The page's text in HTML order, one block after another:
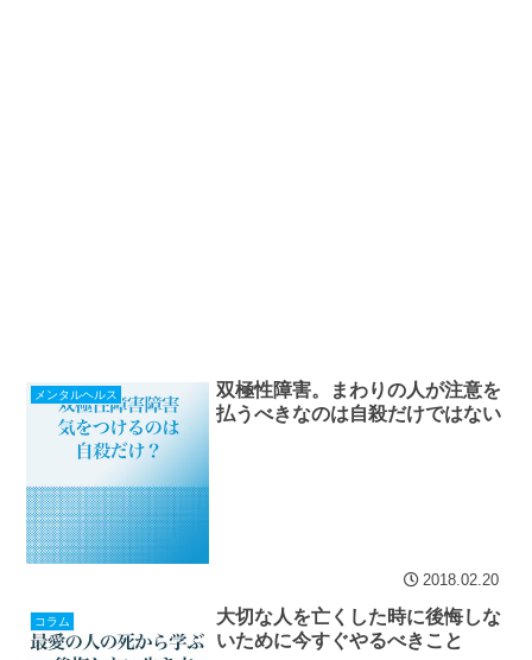
メンタルヘルス
双極性障害。まわりの人が注意を
払うべきなのは自殺だけではない
2018.02.20
コラム
大切な人を亡くした時に後悔しな
いために今すぐやるべきこと